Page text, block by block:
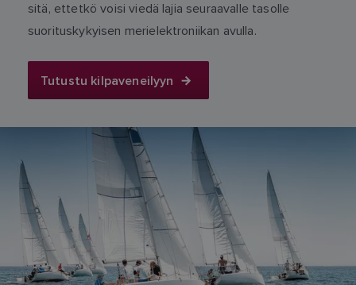
sitä, ettetkö voisi viedä lajia seuraavalle tasolle
suorituskykyisen merielektroniikan avulla.
Tutustu kilpaveneilyyn